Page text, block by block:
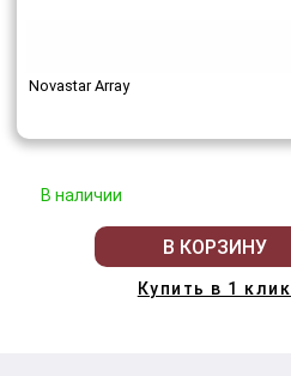
Novastar Array
В наличии
В КОРЗИНУ
Купить в 1 клик